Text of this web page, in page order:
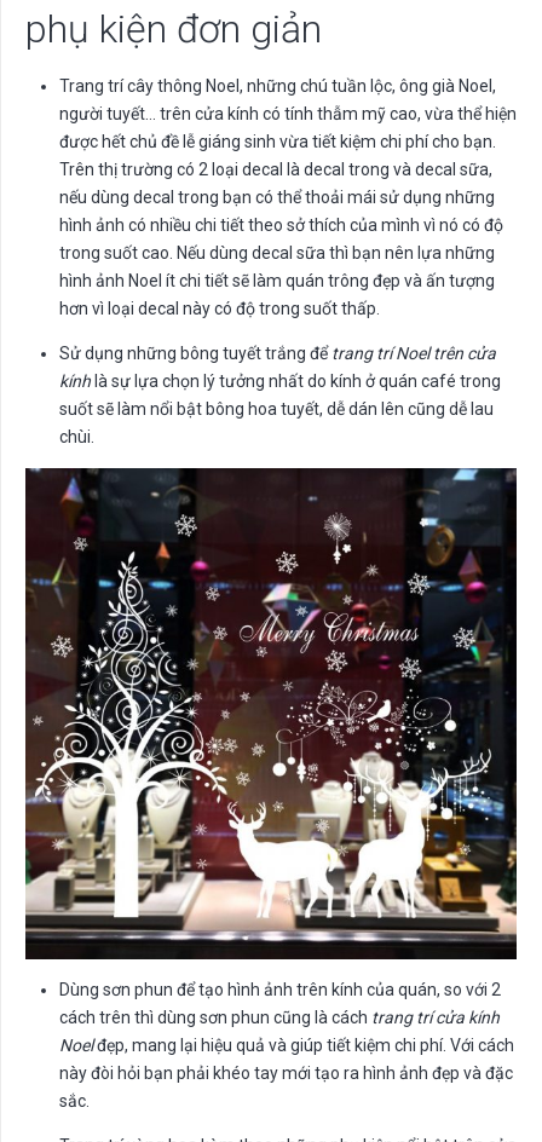
phụ kiện đơn giản
Trang trí cây thông Noel, những chú tuần lộc, ông già Noel,
người tuyết… trên cửa kính có tính thẫm mỹ cao, vừa thể hiện
được hết chủ đề lễ giáng sinh vừa tiết kiệm chi phí cho bạn.
Trên thị trường có 2 loại decal là decal trong và decal sữa,
nếu dùng decal trong bạn có thể thoải mái sử dụng những
hình ảnh có nhiều chi tiết theo sở thích của mình vì nó có độ
trong suốt cao. Nếu dùng decal sữa thì bạn nên lựa những
hình ảnh Noel ít chi tiết sẽ làm quán trông đẹp và ấn tượng
hơn vì loại decal này có độ trong suốt thấp.
Sử dụng những bông tuyết trắng đểtrang trí Noel trên cửa
kính là sự lựa chọn lý tưởng nhất do kính ở quán café trong
suốt sẽ làm nổi bật bông hoa tuyết, dễ dán lên cũng dễ lau
chùi.
Dùng sơn phun để tạo hình ảnh trên kính của quán, so với 2
cách trên thì dùng sơn phun cũng là cách trang trí cửa kính
Noelđẹp, mang lại hiệu quả và giúp tiết kiệm chi phí. Với cách
này đòi hỏi bạn phải khéo tay mới tạo ra hình ảnh đẹp và đặc
sắc.